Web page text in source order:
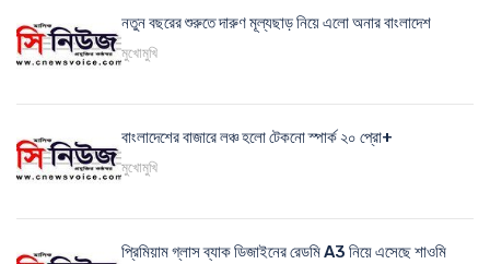
নতুন বছরের শুরুতে দারুণ মূল্যছাড় নিয়ে এলো অনার বাংলাদেশ
মুখোমুখি
বাংলাদেশের বাজারে লঞ্চ হলো টেকনো স্পার্ক ২০ প্রো+
মুখোমুখি
প্রিমিয়াম গ্লাস ব্যাক ডিজাইনের রেডমি A3 নিয়ে এসেছে শাওমি